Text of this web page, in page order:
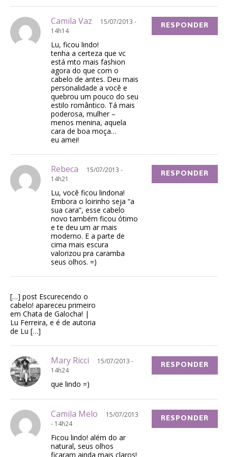
Camila Vaz
15/07/2013 -
14h14
Lu, ficou lindo!
tenha a certeza que vc
está mto mais fashion
agora do que com o
cabelo de antes. Deu mais
personalidade a você e
quebrou um pouco do seu
estilo romântico. Tá mais
poderosa, mulher –
menos menina, aquela
cara de boa moça…
eu amei!
RESPONDER
Rebeca
15/07/2013 -
14h21
Lu, você ficou lindona!
Embora o loirinho seja “a
sua cara”, esse cabelo
novo também ficou ótimo
e te deu um ar mais
moderno. E a parte de
cima mais escura
valorizou pra caramba
seus olhos. =)
RESPONDER
[…] post Escurecendo o
cabelo! apareceu primeiro
em Chata de Galocha! |
Lu Ferreira, e é de autoria
de Lu […]
Mary Ricci
15/07/2013 -
14h24
que lindo =)
RESPONDER
Camila Melo
15/07/2013
- 14h24
Ficou lindo! além do ar
natural, seus olhos
ficaram ainda mais claros!
RESPONDER